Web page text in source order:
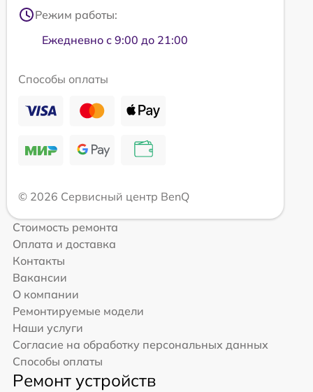
Режим работы:
Ежедневно с 9:00 до 21:00
Способы оплаты
© 2026 Сервисный центр BenQ
Стоимость ремонта
Оплата и доставка
Контакты
Вакансии
О компании
Ремонтируемые модели
Наши услуги
Согласие на обработку персональных данных
Способы оплаты
Ремонт устройств